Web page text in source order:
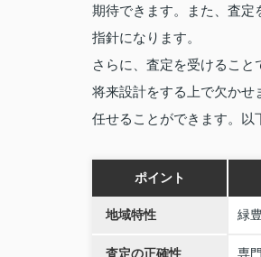
期待できます。また、査定
指針になります。
さらに、査定を受けるこ
将来設計をする上で欠かせ
任せることができます。以
ポイント
地域特性 緑
査定の正確性 専